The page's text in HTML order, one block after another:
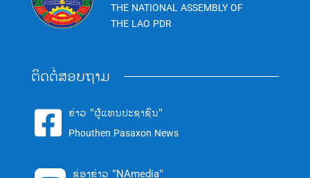
THE NATIONAL ASSEMBLY OF
THE LAO PDR
ຕິດຕໍ່ສອບຖາມ
 ຂ່າວ "ຜູ້ແທນປະຊາຊົນ"
Phouthen Pasaxon News
ຊ່ອງຂ່າວ "NAmedia"